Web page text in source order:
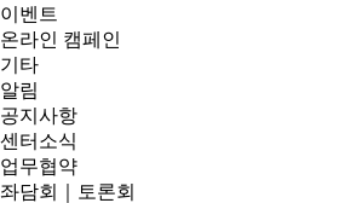
이벤트
온라인 캠페인
기타
알림
공지사항
센터소식
업무협약
좌담회｜토론회